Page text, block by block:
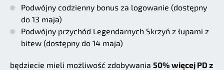
Podwójny codzienny bonus za logowanie (dostępny
do 13 maja)
Podwójny przychód Legendarnych Skrzyń z łupami z
bitew (dostępny do 14 maja)
będziecie mieli możliwość zdobywania 50% więcej PD z